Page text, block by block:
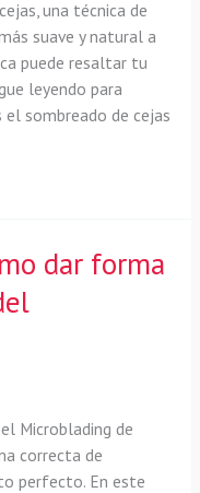
una técnica de
suave y natural a
puede resaltar tu
leyendo para
sombreado de cejas
dar forma
Microblading de
correcta de
perfecto. En este